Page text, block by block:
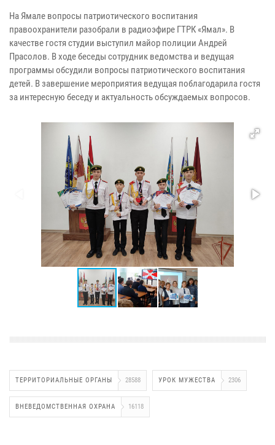
На Ямале вопросы патриотического воспитания
правоохранители разобрали в радиоэфире ГТРК «Ямал». В
качестве гостя студии выступил майор полиции Андрей
Прасолов. В ходе беседы сотрудник ведомства и ведущая
программы обсудили вопросы патриотического воспитания
детей. В завершение мероприятия ведущая поблагодарила гостя
за интересную беседу и актуальность обсуждаемых вопросов.
ТЕРРИТОРИАЛЬНЫЕ ОРГАНЫ 28588 УРОК МУЖЕСТВА 2306
ВНЕВЕДОМСТВЕННАЯ ОХРАНА 16118